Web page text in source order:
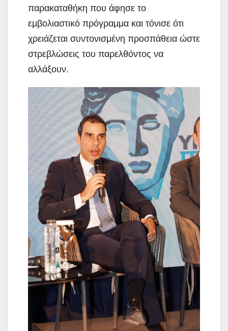
παρακαταθήκη που άφησε το
εμβολιαστικό πρόγραμμα και τόνισε ότι
χρειάζεται συντονισμένη προσπάθεια ώστε
στρεβλώσεις του παρελθόντος να
αλλάξουν.